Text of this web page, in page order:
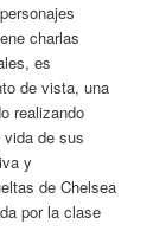
charlas
es
de vista, una
realizando
de sus
y
de Chelsea
por la clase